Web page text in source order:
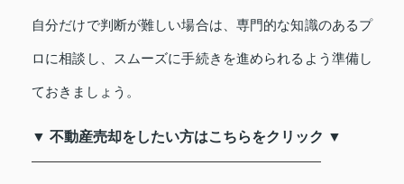
自分だけで判断が難しい場合は、専門的な知識のあるプ
ロに相談し、スムーズに手続きを進められるよう準備し
ておきましょう。
▼ 不動産売却をしたい方はこちらをクリック ▼